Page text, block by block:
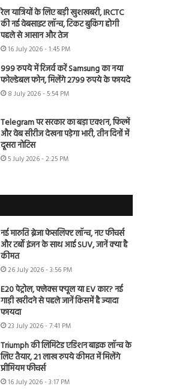
रेल यात्रियों के लिए बड़ी खुशखबरी, IRCTC
की नई वेबसाइट लॉन्च, टिकट बुकिंग होगी
पहले से आसान और तेज
16 July 2026 - 1:45 PM
999 रुपये में रिजर्व करें Samsung का नया
फोल्डेबल फोन, मिलेंगे 2799 रुपये के फायदे
8 July 2026 - 5:54 PM
Telegram पर सरकार का बड़ा एक्शन, फिल्में
और वेब सीरीज देखना पड़ेगा भारी, तीन दिनों में
दूसरा नोटिस
5 July 2026 - 2:25 PM
नई मारुति ब्रेजा फेसलिफ्ट लॉन्च, नए फीचर्स
और टर्बो इंजन के साथ आई SUV, जानें क्या है
कीमत
26 July 2026 - 3:56 PM
E20 पेट्रोल, फ्लेक्स फ्यूल या EV कार? नई
गाड़ी खरीदने से पहले जानें किसमें है ज्यादा
फायदा
23 July 2026 - 7:41 PM
Triumph की लिमिटेड एडिशन बाइक लॉन्च के
लिए तैयार, 21 लाख रुपये कीमत में मिलेंगे
प्रीमियम फीचर्स
16 July 2026 - 3:17 PM